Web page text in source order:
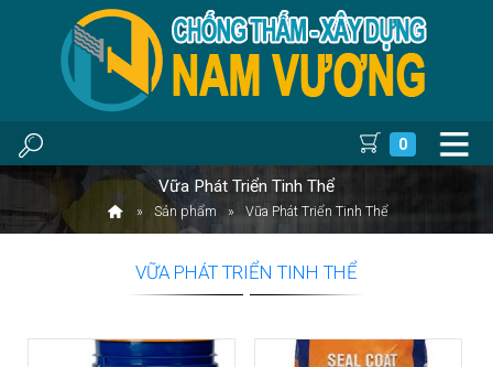
0
Vữa Phát Triển Tinh Thể
Sản phẩm Vữa Phát Triển Tinh Thể
VỮA PHÁT TRIỂN TINH THỂ